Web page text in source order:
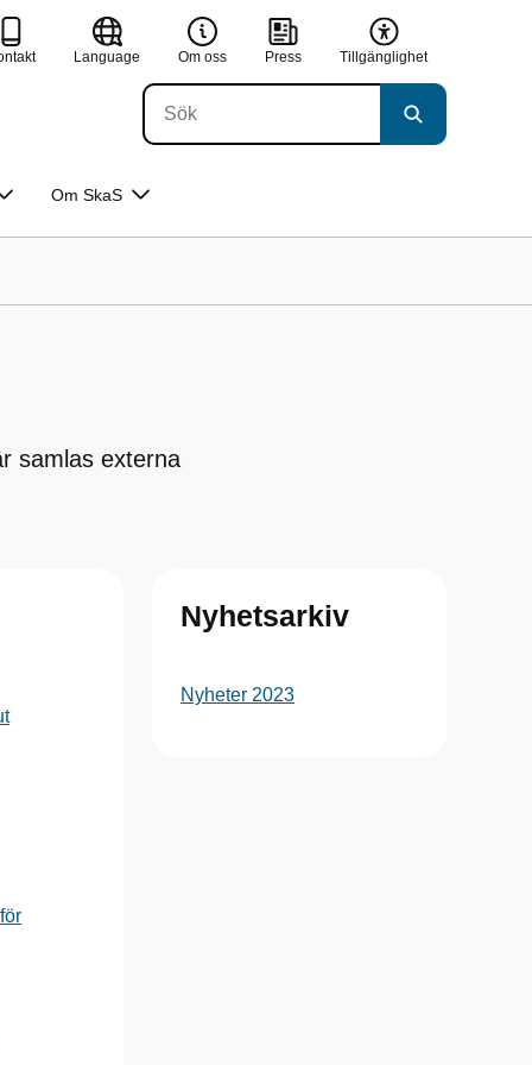
Language Om oss Press Tillgänglighet
Om SkaS
samlas externa
Nyhetsarkiv
Nyheter 2023